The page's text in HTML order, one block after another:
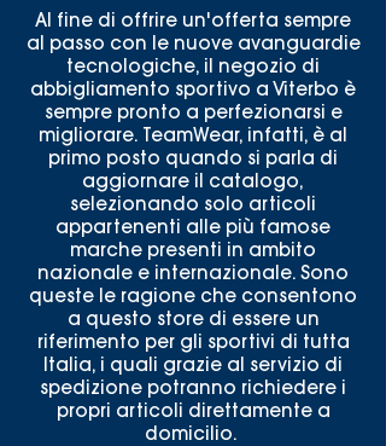
Al fine di offrire un'offerta sempre
al passo con le nuove avanguardie
tecnologiche, il negozio di
abbigliamento sportivo a Viterbo è
sempre pronto a perfezionarsi e
migliorare. TeamWear, infatti, è al
primo posto quando si parla di
aggiornare il catalogo,
selezionando solo articoli
appartenenti alle più famose
marche presenti in ambito
nazionale e internazionale. Sono
queste le ragione che consentono
a questo store di essere un
riferimento per gli sportivi di tutta
Italia, i quali grazie al servizio di
spedizione potranno richiedere i
propri articoli direttamente a
domicilio.